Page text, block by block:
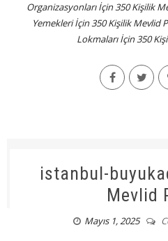
Organizasyonları İçin 350 Kişilik
Yemekleri İçin 350 Kişilik Mevlid
Lokmaları İçin 350
istanbul-
Mevlid
Mayıs 1, 2025